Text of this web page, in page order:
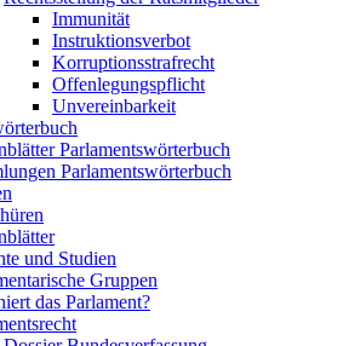
Immunität
Instruktionsverbot
Korruptionsstrafrecht
Offenlegungspflicht
Unvereinbarkeit
Parlamentswörterbuch
Parlamentswörterbuch
und Studien
Gruppen
das Parlament?